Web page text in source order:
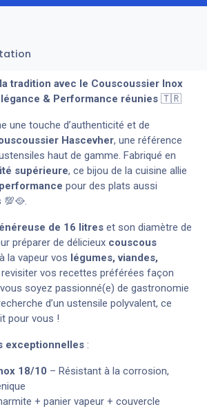
tradition avec le Couscoussier Inox
& Performance réunies 🇹🇷
une touche d’authenticité et de
Hascevher, une référence
haut de gamme. Fabriqué en
supérieure, ce bijou de la cuisine allie
pour des plats aussi
💯🥘.
de 16 litres et son diamètre de
préparer de délicieux couscous
la vapeur vos légumes, viandes,
vos recettes préférées façon
soyez passionné(e) de gastronomie
d’un ustensile polyvalent, ce
pour vous !
exceptionnelles :
18/10 – Résistant à la corrosion,
+ panier vapeur + couvercle